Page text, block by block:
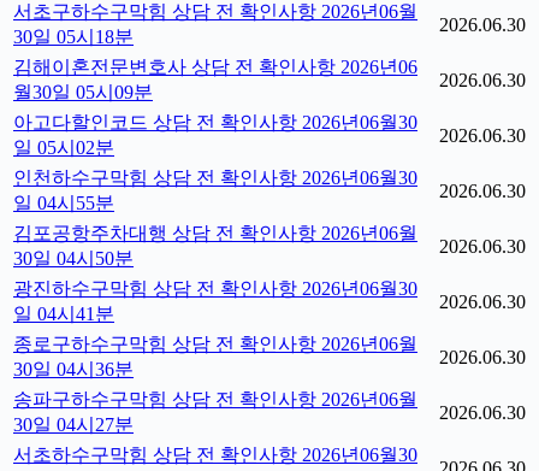
서초구하수구막힘 상담 전 확인사항 2026년06월
30일 05시18분
2026.06.30
김해이혼전문변호사 상담 전 확인사항 2026년06
월30일 05시09분
2026.06.30
아고다할인코드 상담 전 확인사항 2026년06월30
일 05시02분
2026.06.30
인천하수구막힘 상담 전 확인사항 2026년06월30
일 04시55분
2026.06.30
김포공항주차대행 상담 전 확인사항 2026년06월
30일 04시50분
2026.06.30
광진하수구막힘 상담 전 확인사항 2026년06월30
일 04시41분
2026.06.30
종로구하수구막힘 상담 전 확인사항 2026년06월
30일 04시36분
2026.06.30
송파구하수구막힘 상담 전 확인사항 2026년06월
30일 04시27분
2026.06.30
서초하수구막힘 상담 전 확인사항 2026년06월30